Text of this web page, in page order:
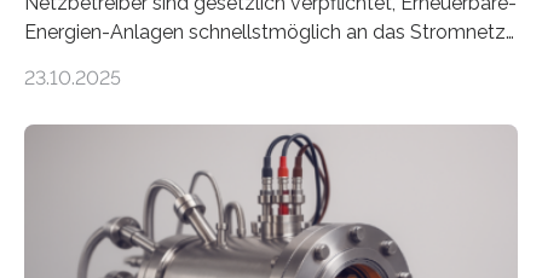
Energien-Anlagen schnellstmöglich an das Stromnetz
ermöglichen. Doch der dafür nötige Netzausbau hinkt
einem „Anschlussstau“. Die Stiftung
Umweltenergierecht hat den Rechtsrahmen in einem
neuen Bericht für die Praxis eingeordnet – inklusive der
Rolle von flexiblen Netzanschlussvereinbarungen. Der
Netzanschluss von Erneuerbare-Energien-Anlagen
23.10.2025